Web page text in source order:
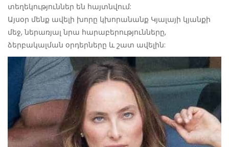
տեղեկություններ են հայտնվում:
Այսօր մենք ավելի խորը կխորանանք Կյալայի կյանքի
մեջ, ներառյալ նրա հարաբերությունները,
ձերբակալման օրդերները և շատ ավելին: